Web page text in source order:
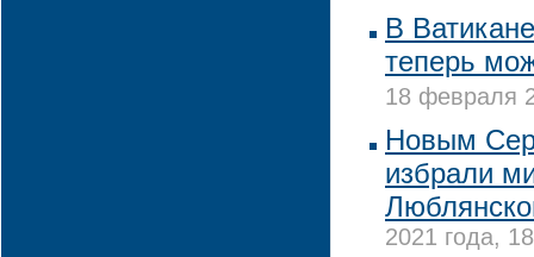
В
теперь
18 февраля
Новым
избрали
2021 года,